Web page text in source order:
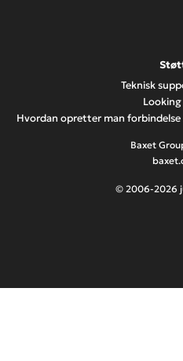
Teknisk
Looking
Hvordan opretter man forbindelse
Baxet
© 2006-2026